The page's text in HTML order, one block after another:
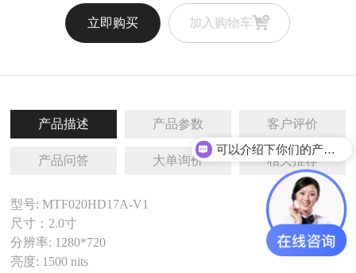
立即购买 加入购物车
产品描述 产品参数 客户评价
产品问答 大单询价 相关推荐
型号: MTF020HD17A-V1
尺寸：2.0寸
分辨率: 1280*720
亮度: 1500 nits
可以介绍下你们的产品么